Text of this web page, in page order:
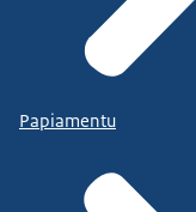
Papiamentu